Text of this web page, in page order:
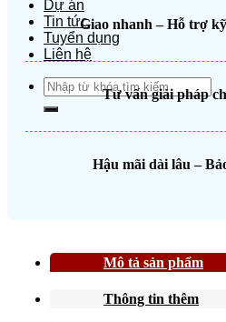
Dự án
Tin tức
Tuyển dụng
Liên hệ
Search
for:
Giao nhanh – Hỗ trợ
Tư vấn giải pháp
Hậu mãi dài lâu –
Mô tả sản phẩm
Thông tin thêm